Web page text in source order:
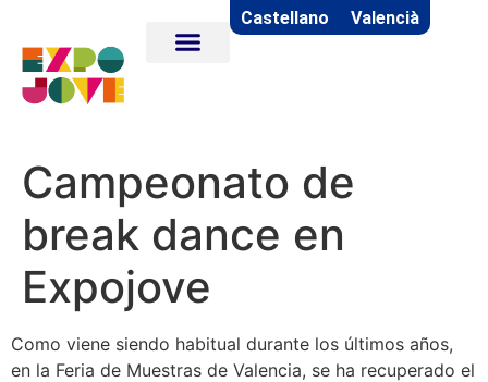
Castellano Valencià
Campeonato de
break dance en
Expojove
Como viene siendo habitual durante los últimos años,
en la Feria de Muestras de Valencia, se ha recuperado el